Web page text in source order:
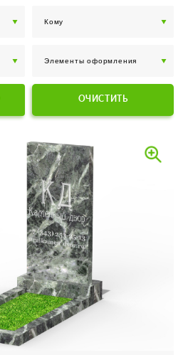
ОЧИСТИТЬ